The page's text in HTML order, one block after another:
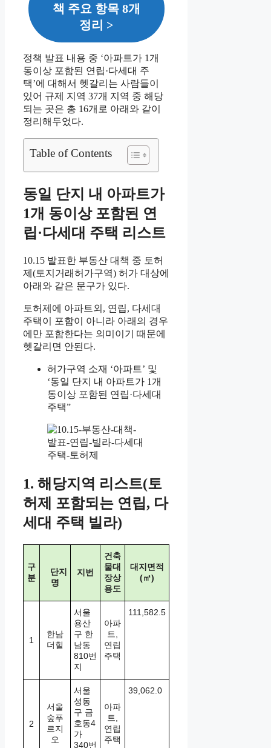
책 주요 항목 8개
정리 >
정책 발표 내용 중 ‘아파트가 1개
동이상 포함된 연립·다세대 주
택’에 대해서 헷갈리는 사람들이
있어 규제 지역 37개 지역 중 해당
되는 곳은 총 16개로 아래와 같이
정리해두었다.
Table of Contents
동일 단지 내 아파트가
1개 동이상 포함된 연
립·다세대 주택 리스트
10.15 발표한 부동산 대책 중 토허
제(토지거래허가구역) 허가 대상에
아래와 같은 문구가 있다.
토허제에 아파트외, 연립, 다세대
주택이 포함이 아니라 아래의 경우
에만 포함한다는 의미이기 때문에
헷갈리면 안된다.
허가구역 소재 ‘아파트’ 및
‘동일 단지 내 아파트가 1개
동이상 포함된 연립·다세대
주택”
1. 해당지역 리스트(토
허제 포함되는 연립, 다
세대 주택 빌라)
구
분
단지
명
지번
건축
물대
장상
용도
대지면적
(㎡)
1
한남
더힐
서울
용산
구 한
남동
810번
지
아파
트,
연립
주택
111,582.5
2
서울
숲푸
르지
오
서울
성동
구 금
호동4
가
340번
아파
트,
연립
주택
39,062.0